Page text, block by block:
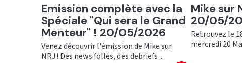
Ecouter
Emission complète avec la
Spéciale "Qui sera le Grand
Menteur" ! 20/05/2026
Venez découvrir l'émission de Mike sur
NRJ ! Des news folles, des debriefs ...
Ecouter
Mike sur
20/05/
Retrouvez le
mercredi 20